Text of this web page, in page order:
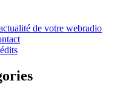
de votre webradio